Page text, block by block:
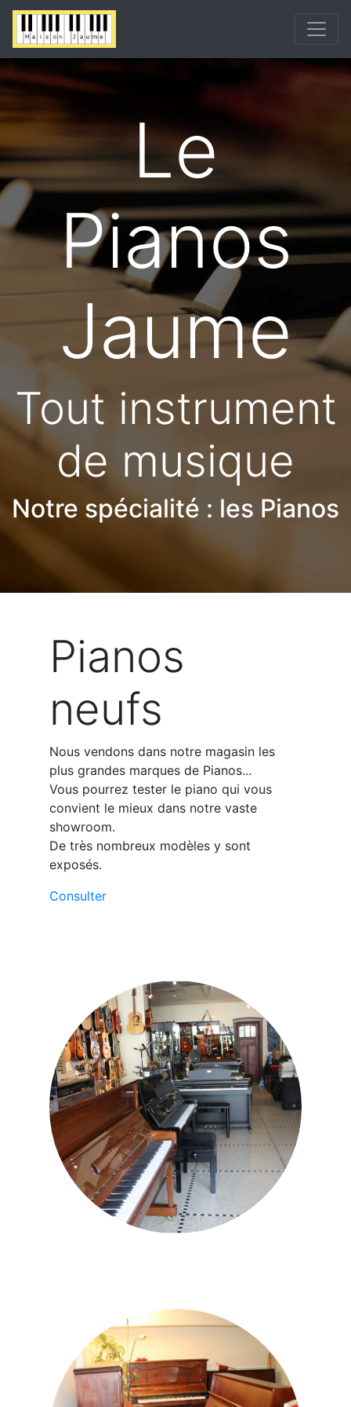
Le
Pianos
Jaume
Tout instrument
de musique
Notre spécialité : les Pianos
Pianos
neufs
Nous vendons dans notre magasin les
plus grandes marques de Pianos...
Vous pourrez tester le piano qui vous
convient le mieux dans notre vaste
showroom.
De très nombreux modèles y sont
exposés.
Consulter